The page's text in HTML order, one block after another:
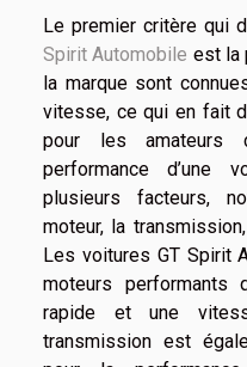
Le premier critère qui
Spirit Automobile est la
la marque sont
vitesse, ce qui en fait
pour les amateurs
performance d’une
plusieurs facteurs,
moteur, la
Les voitures GT Spirit
moteurs performants
rapide et une
transmission est